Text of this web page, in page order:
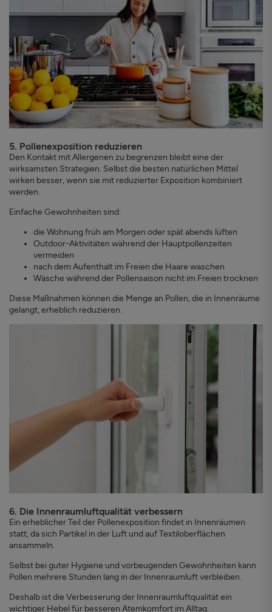
5. Pollenexposition reduzieren
Den Kontakt mit Allergenen zu begrenzen bleibt eine der
wirksamsten Strategien. Selbst die besten natürlichen Mittel
wirken besser, wenn sie mit reduzierter Exposition kombiniert
werden.
Einfache Gewohnheiten sind:
die Wohnung früh am Morgen oder spät abends lüften
Outdoor-Aktivitäten während der Hauptpollenzeiten
vermeiden
nach dem Aufenthalt im Freien die Haare waschen
Wäsche während der Pollensaison nicht im Freien trocknen
Diese Maßnahmen können die Menge an Pollen, die in Innenräume
gelangt, erheblich reduzieren.
6. Die Innenraumluftqualität verbessern
Ein erheblicher Teil der Pollenexposition findet in Innenräumen
statt, da sich Partikel in der Luft und auf Textiloberflächen
ansammeln.
Selbst bei guter Hygiene und vorbeugenden Gewohnheiten kann
Pollen mehrere Stunden lang in der Innenraumluft verbleiben.
Deshalb ist die Verbesserung der Innenraumluftqualität ein
wichtiger Hebel für besseren Atemkomfort im Alltag.